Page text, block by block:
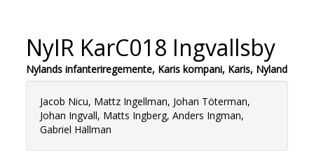
NyIR KarC018 Ingvallsby
Nylands infanteriregemente, Karis kompani, Karis, Nyland
Jacob Nicu, Mattz Ingellman, Johan Töterman,
Johan Ingvall, Matts Ingberg, Anders Ingman,
Gabriel Hällman